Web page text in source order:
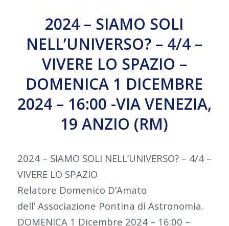
2024 – SIAMO SOLI
NELL’UNIVERSO? – 4/4 –
VIVERE LO SPAZIO –
DOMENICA 1 DICEMBRE
2024 – 16:00 -VIA VENEZIA,
19 ANZIO (RM)
2024 – SIAMO SOLI NELL’UNIVERSO? – 4/4 –
VIVERE LO SPAZIO
Relatore Domenico D’Amato
dell’ Associazione Pontina di Astronomia.
DOMENICA 1 Dicembre 2024 – 16:00 –